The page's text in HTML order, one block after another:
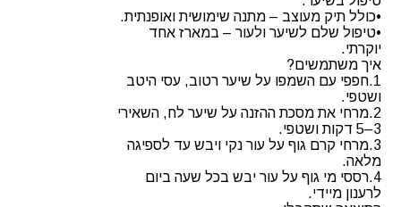
•כולל תיק מעוצב – מתנה שימושית ואופנתית.
•טיפול שלם לשיער ולעור – במארז אחד
יוקרתי.
איך משתמשים?
1.חפפי עם השמפו על שיער רטוב, עסי היטב
ושטפי.
2.מרחי את מסכת ההזנה על שיער לח, השאירי
3–5 דקות ושטפי.
3.מרחי קרם גוף על עור נקי ויבש עד לספיגה
מלאה.
4.רססי מי גוף על עור יבש בכל שעה ביום
לרענון מיידי.